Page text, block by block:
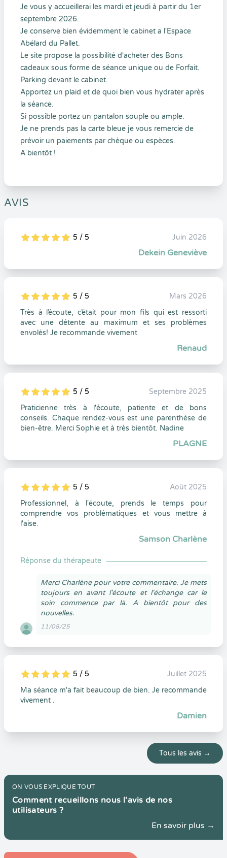
Je vous y accueillerai les mardi et jeudi à partir du 1er
septembre 2026.
Je conserve bien évidemment le cabinet a l'Espace
Abélard du Pallet.
Le site propose la possibilité d'acheter des Bons
cadeaux sous forme de séance unique ou de Forfait.
Parking devant le cabinet.
Apportez un plaid et de quoi bien vous hydrater après
la séance.
Si possible portez un pantalon souple ou ample.
Je ne prends pas la carte bleue je vous remercie de
prévoir un paiements par chèque ou espèces.
A bientôt !
AVIS
5
1
5
0 5 / 5 Juin 2026
Dekein Geneviève
5
1
5
0 5 / 5
Mars 2026
Très à l’écoute, c’était pour mon fils qui est ressorti
avec une détente au maximum et ses problèmes
envolés! Je recommande vivement
Renaud
5
1
5
0 5 / 5
Septembre 2025
Praticienne très à l'écoute, patiente et de bons
conseils. Chaque rendez-vous est une parenthèse de
bien-être. Merci Sophie et à très bientôt. Nadine
PLAGNE
5
1
5
0 5 / 5
Août 2025
Professionnel, à l'écoute, prends le temps pour
comprendre vos problématiques et vous mettre à
l'aise.
Samson Charlène
Réponse du thérapeute
Merci Charlène pour votre commentaire. Je mets
toujours en avant l'écoute et l'échange car le
soin commence par là. A bientôt pour des
nouvelles.
11/08/25
5
1
5
0 5 / 5
Juillet 2025
Ma séance m'a fait beaucoup de bien. Je recommande
vivement .
Damien
Tous les avis →
ON VOUS EXPLIQUE TOUT
Comment recueillons nous l'avis de nos
utilisateurs ?
En savoir plus →